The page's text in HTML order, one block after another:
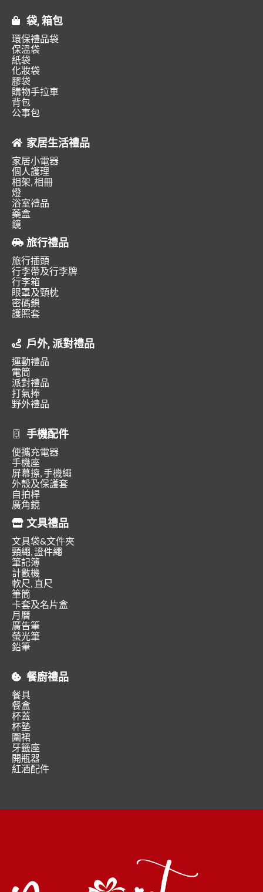
袋, 箱包
環保禮品袋
保溫袋
紙袋
化妝袋
膠袋
購物手拉車
背包
公事包
家居生活禮品
家居小電器
個人護理
相架, 相冊
燈
浴室禮品
藥盒
鏡
旅行禮品
旅行插頭
行李帶及行李牌
行李箱
眼罩及頸枕
密碼鎖
護照套
戶外, 派對禮品
運動禮品
電筒
派對禮品
打氣捧
野外禮品
手機配件
便攜充電器
手機座
屏幕擦, 手機繩
外殼及保護套
自拍桿
廣角鏡
文具禮品
文具袋&文件夾
頸繩, 證件繩
筆記簿
計數機
軟尺, 直尺
筆筒
卡套及名片盒
月曆
廣告筆
螢光筆
鉛筆
餐廚禮品
餐具
餐盒
杯蓋
杯墊
圍裙
牙籤座
開瓶器
紅酒配件